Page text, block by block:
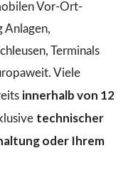
Vor-Ort-
Anlagen,
Terminals
Viele
innerhalb von 12
technischer
oder Ihrem